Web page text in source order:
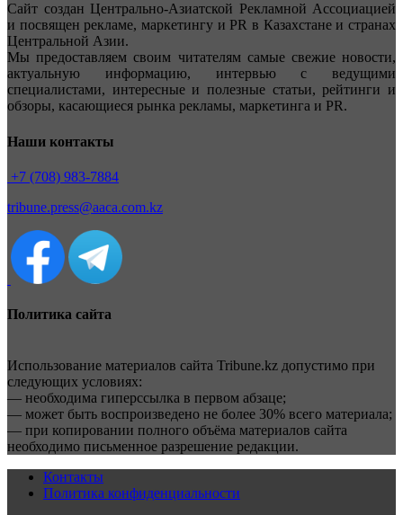
Сайт создан Центрально-Азиатской Рекламной Ассоциацией
и посвящен рекламе, маркетингу и PR в Казахстане и странах
Центральной Азии.
Мы предоставляем своим читателям самые свежие новости,
актуальную информацию, интервью с ведущими
специалистами, интересные и полезные статьи, рейтинги и
обзоры, касающиеся рынка рекламы, маркетинга и PR.
Наши контакты
+7 (708) 983-7884
tribune.press@aaca.com.kz
Политика сайта
Использование материалов сайта Tribune.kz допустимо при
следующих условиях:
— необходима гиперссылка в первом абзаце;
— может быть воспроизведено не более 30% всего материала;
— при копировании полного объёма материалов сайта
необходимо письменное разрешение редакции.
Контакты
Политика конфиденциальности